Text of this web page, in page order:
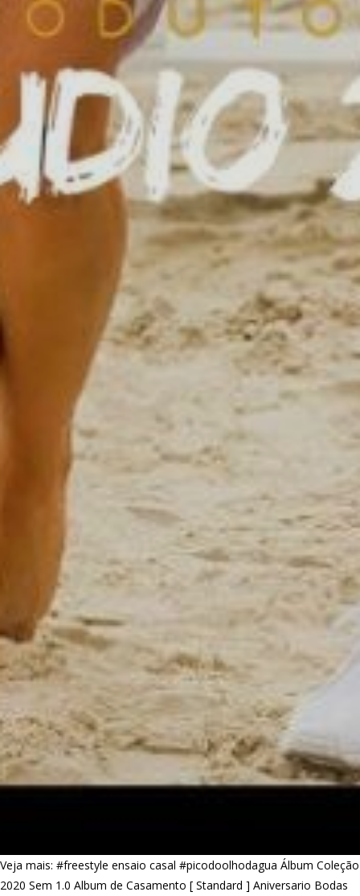
Veja mais: #freestyle ensaio casal #picodoolhodagua Álbum Coleção
2020 Sem 1.0 Album de Casamento [ Standard ] Aniversario Bodas